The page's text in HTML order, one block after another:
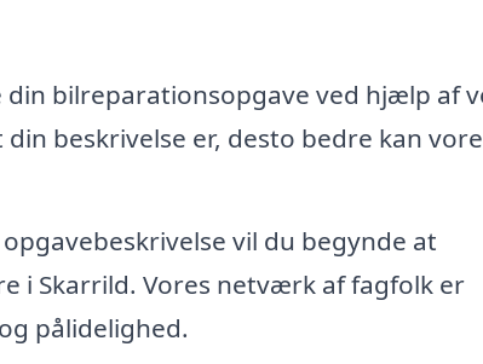
din bilreparationsopgave ved hjælp af
beskrivelse er, desto bedre kan
vil du begynde at
i Skarrild. Vores netværk af fagfolk er
pålidelighed.